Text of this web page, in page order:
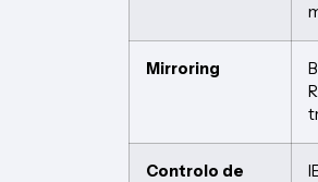
Mirroring
Controlo de